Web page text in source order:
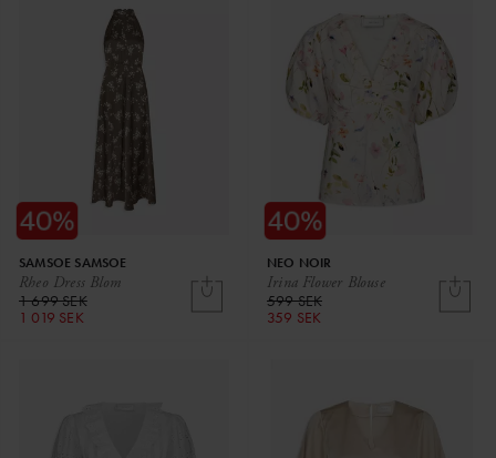
Rheo Dress Blom
SAMSOE SAMSOE
1 699 SEK
1 019 SEK
Irina Flower Blouse
NEO NOIR
599 SEK
359 SEK